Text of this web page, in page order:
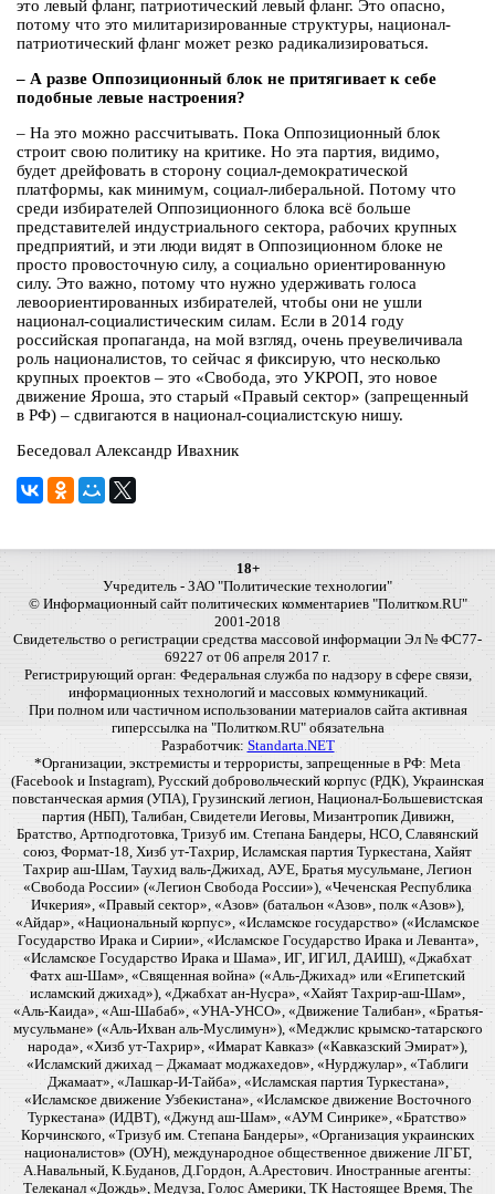
это левый фланг, патриотический левый фланг. Это опасно,
потому что это милитаризированные структуры, национал-
патриотический фланг может резко радикализироваться.
– А разве Оппозиционный блок не притягивает к себе
подобные левые настроения?
– На это можно рассчитывать. Пока Оппозиционный блок
строит свою политику на критике. Но эта партия, видимо,
будет дрейфовать в сторону социал-демократической
платформы, как минимум, социал-либеральной. Потому что
среди избирателей Оппозиционного блока всё больше
представителей индустриального сектора, рабочих крупных
предприятий, и эти люди видят в Оппозиционном блоке не
просто провосточную силу, а социально ориентированную
силу. Это важно, потому что нужно удерживать голоса
левоориентированных избирателей, чтобы они не ушли
национал-социалистическим силам. Если в 2014 году
российская пропаганда, на мой взгляд, очень преувеличивала
роль националистов, то сейчас я фиксирую, что несколько
крупных проектов – это «Свобода, это УКРОП, это новое
движение Яроша, это старый «Правый сектор» (запрещенный
в РФ) – сдвигаются в национал-социалистскую нишу.
Беседовал Александр Ивахник
18+
Учредитель - ЗАО "Политические технологии"
© Информационный сайт политических комментариев "Политком.RU"
2001-2018
Свидетельство о регистрации средства массовой информации Эл № ФС77-
69227 от 06 апреля 2017 г.
Регистрирующий орган: Федеральная служба по надзору в сфере связи,
информационных технологий и массовых коммуникаций.
При полном или частичном использовании материалов сайта активная
гиперссылка на "Политком.RU" обязательна
Разработчик: Standarta.NET
*Организации, экстремисты и террористы, запрещенные в РФ: Meta
(Facebook и Instagram), Русский добровольческий корпус (РДК), Украинская
повстанческая армия (УПА), Грузинский легион, Национал-Большевистская
партия (НБП), Талибан, Свидетели Иеговы, Мизантропик Дивижн,
Братство, Артподготовка, Тризуб им. Степана Бандеры, НСО, Славянский
союз, Формат-18, Хизб ут-Тахрир, Исламская партия Туркестана, Хайят
Тахрир аш-Шам, Таухид валь-Джихад, АУЕ, Братья мусульмане, Легион
«Свобода России» («Легион Свобода России»), «Чеченская Республика
Ичкерия», «Правый сектор», «Азов» (батальон «Азов», полк «Азов»),
«Айдар», «Национальный корпус», «Исламское государство» («Исламское
Государство Ирака и Сирии», «Исламское Государство Ирака и Леванта»,
«Исламское Государство Ирака и Шама», ИГ, ИГИЛ, ДАИШ), «Джабхат
Фатх аш-Шам», «Священная война» («Аль-Джихад» или «Египетский
исламский джихад»), «Джабхат ан-Нусра», «Хайят Тахрир-аш-Шам»,
«Аль-Каида», «Аш-Шабаб», «УНА-УНСО», «Движение Талибан», «Братья-
мусульмане» («Аль-Ихван аль-Муслимун»), «Меджлис крымско-татарского
народа», «Хизб ут-Тахрир», «Имарат Кавказ» («Кавказский Эмират»),
«Исламский джихад – Джамаат моджахедов», «Нурджулар», «Таблиги
Джамаат», «Лашкар-И-Тайба», «Исламская партия Туркестана»,
«Исламское движение Узбекистана», «Исламское движение Восточного
Туркестана» (ИДВТ), «Джунд аш-Шам», «АУМ Синрике», «Братство»
Корчинского, «Тризуб им. Степана Бандеры», «Организация украинских
националистов» (ОУН), международное общественное движение ЛГБТ,
А.Навальный, К.Буданов, Д.Гордон, А.Арестович. Иностранные агенты:
Телеканал «Дождь», Медуза, Голос Америки, ТК Настоящее Время, The